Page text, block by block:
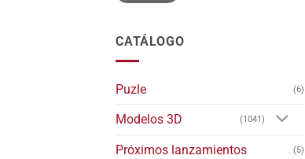
CATÁLOGO
Puzle (6)
Modelos 3D (1041)
Próximos lanzamientos (5)